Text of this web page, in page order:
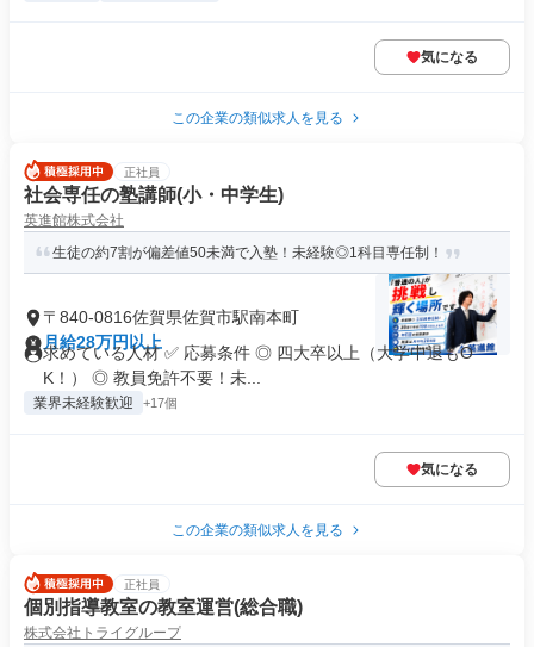
気になる
この企業の類似求人を見る
正社員
社会専任の塾講師(小・中学生)
英進館株式会社
生徒の約7割が偏差値50未満で入塾！未経験◎1科目専任制！
〒840-0816佐賀県佐賀市駅南本町
月給28万円以上
求めている人材 ✅ 応募条件 ◎ 四大卒以上（大学中退もO
K！） ◎ 教員免許不要！未...
業界未経験歓迎 +17個
気になる
この企業の類似求人を見る
正社員
個別指導教室の教室運営(総合職)
株式会社トライグループ